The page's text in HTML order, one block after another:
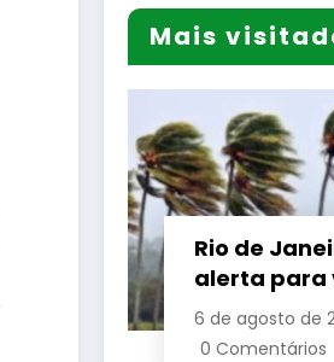
Mais
Rio de
alerta para
110 km/h
frente fria
6 de agosto de
0 Comentários